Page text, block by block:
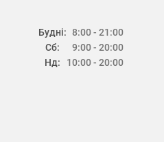
Будні:
Сб:
Нд:
8:00 - 21:00
9:00 - 20:00
10:00 - 20:00